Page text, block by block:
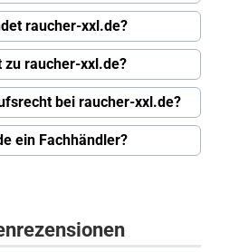
raucher-xxl.de?
raucher-xxl.de?
bei raucher-xxl.de?
ein Fachhändler?